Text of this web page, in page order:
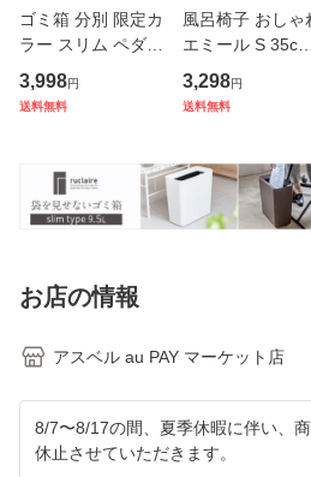
ゴミ箱 分別 限定カ
ラー スリム ペダル
おしゃれ キッチン
ふた付き 縦型 大容
ックス リビング ご
み箱
3,998円
送料無料
風呂椅子 おしゃ
エミール S 35cm
湯桶 セット アス
ル ASVEL EMEAL
子 抗菌 高め 洗
やすい S35
3,298円
送料無料
お店の情報
アスベル au PAY マーケット店
8/7〜8/17の間、夏季休暇に伴い、
休止させていただきます。